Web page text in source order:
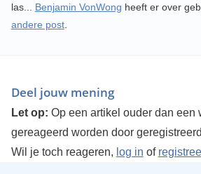
las... Benjamin VonWong heeft er over
andere post.
Deel jouw mening
Let op: Op een artikel ouder dan een
gereageerd worden door
Wil je toch reageren, log in of